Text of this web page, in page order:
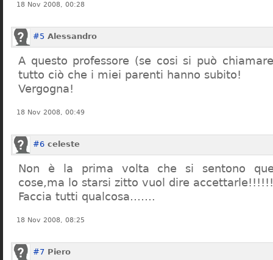
18 Nov 2008, 00:28
#5 Alessandro
A questo professore (se cosi si può
tutto ciò che i miei parenti hanno subito!
Vergogna!
18 Nov 2008, 00:49
#6 celeste
Non è la prima volta che si sentono
cose,ma lo starsi zitto vuol dire accettarle!!!!!!
Faccia tutti qualcosa…….
18 Nov 2008, 08:25
#7 Piero